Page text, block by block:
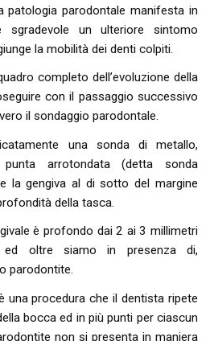
patologia parodontale manifesta in
sgradevole un ulteriore sintomo
la mobilità dei denti colpiti.
completo dell’evoluzione della
con il passaggio successivo
il sondaggio parodontale.
una sonda di metallo,
arrotondata (detta sonda
la gengiva al di sotto del margine
della tasca.
è profondo dai 2 ai 3 millimetri
oltre siamo in presenza di,
parodontite.
una procedura che il dentista ripete
bocca ed in più punti per ciascun
non si presenta in maniera